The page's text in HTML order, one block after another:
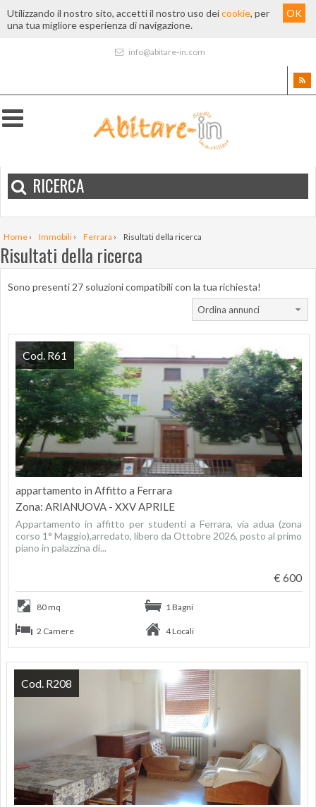
Utilizzando il nostro sito, accetti il nostro uso deicookie, per
una tua migliore esperienza di navigazione.
OK
info@abitare-in.com
RICERCA
Home › Immobili › Ferrara › Risultati della ricerca
Risultati della ricerca
Sono presenti 27 soluzioni compatibili con la tua richiesta!
Ordina annunci
appartamento in Affitto a Ferrara
Zona: ARIANUOVA - XXV APRILE
Appartamento in affitto per studenti a Ferrara, via adua (zona
corso 1° Maggio),arredato, libero da Ottobre 2026, posto al primo
piano in palazzina di...
€ 600
Cod. R61
80 mq 1 Bagni
2 Camere 4 Locali
Cod. R208